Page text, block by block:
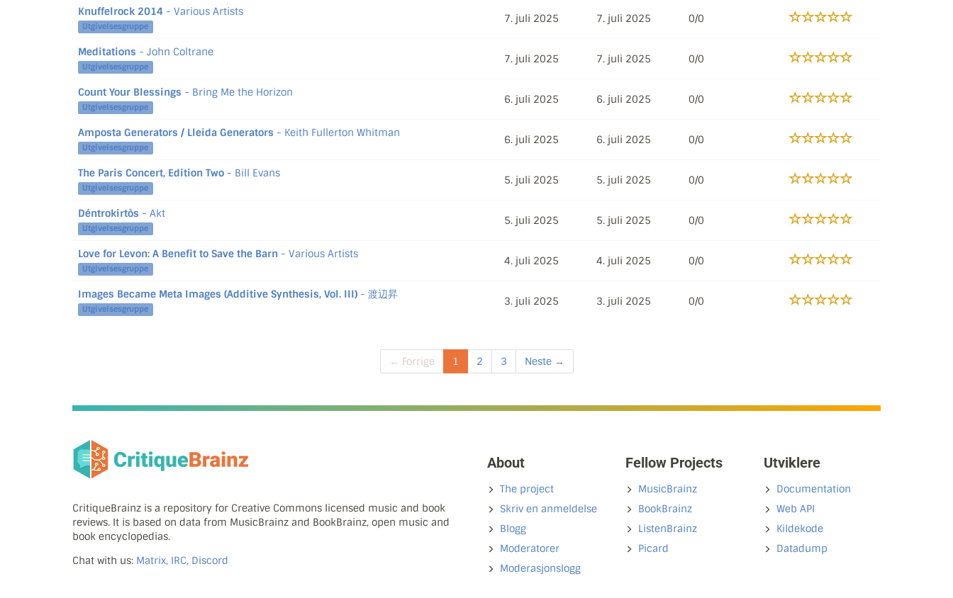
Knuffelrock 2014 - Various Artists
Utgivelsesgruppe
7. juli 2025 7. juli 2025 0/0
Meditations - John Coltrane
Utgivelsesgruppe
7. juli 2025 7. juli 2025 0/0
Count Your Blessings - Bring Me the Horizon
Utgivelsesgruppe
6. juli 2025 6. juli 2025 0/0
Amposta Generators / Lleida Generators - Keith Fullerton Whitman
Utgivelsesgruppe
6. juli 2025 6. juli 2025 0/0
The Paris Concert, Edition Two - Bill Evans
Utgivelsesgruppe
5. juli 2025 5. juli 2025 0/0
Déntrokirtòs - Akt
Utgivelsesgruppe
5. juli 2025 5. juli 2025 0/0
Love for Levon: A Benefit to Save the Barn - Various Artists
Utgivelsesgruppe
4. juli 2025 4. juli 2025 0/0
Images Became Meta Images (Additive Synthesis, Vol. III) - 渡辺昇
Utgivelsesgruppe
3. juli 2025 3. juli 2025 0/0
← Forrige 1 2 3 Neste →
CritiqueBrainz is a repository for Creative Commons licensed music and book
reviews. It is based on data from MusicBrainz and BookBrainz, open music and
book encyclopedias.
Chat with us: Matrix, IRC, Discord
About
The project
Skriv en anmeldelse
Blogg
Moderatorer
Moderasjonslogg
Fellow Projects
MusicBrainz
BookBrainz
ListenBrainz
Picard
Utviklere
Documentation
Web API
Kildekode
Datadump